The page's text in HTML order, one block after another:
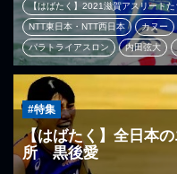
【はばたく】2021滋賀アスリートた
NTT東日本・NTT西日本 カヌー
パラトライアスロン 内田弦大
#特集
【はばたく】全日本
所 黒後愛